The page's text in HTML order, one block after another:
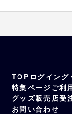
にちを要しま
受注対象
監督、コーチ
ァローベル
TOP ログイング
特集ページ ご利
グッズ販売店受
お問い合わせ